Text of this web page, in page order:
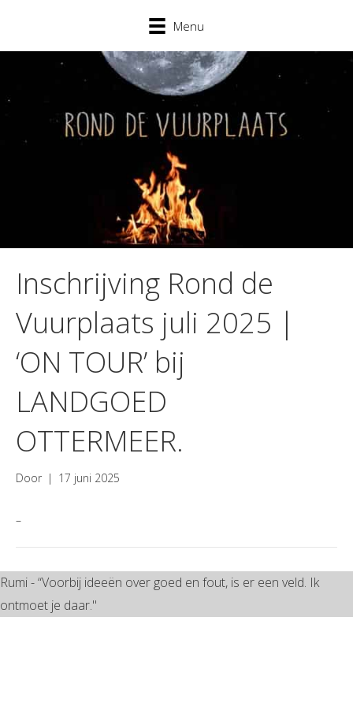
Menu
Inschrijving Rond de
Vuurplaats juli 2025 |
‘ON TOUR’ bij
LANDGOED
OTTERMEER.
Door | 17 juni 2025
–
Rumi - “Voorbij ideeën over goed en fout, is er een veld. Ik
ontmoet je daar."